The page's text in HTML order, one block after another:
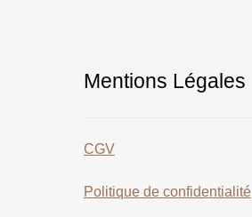
Mentions Légales
CGV
Politique de confidentialité